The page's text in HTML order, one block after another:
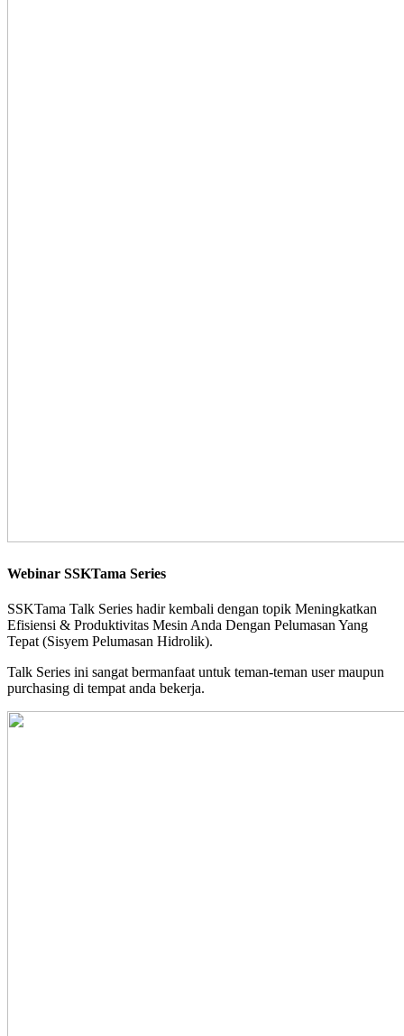
Webinar SSKTama Series
SSKTama Talk Series hadir kembali dengan topik Meningkatkan
Efisiensi & Produktivitas Mesin Anda Dengan Pelumasan Yang
Tepat (Sisyem Pelumasan Hidrolik).
Talk Series ini sangat bermanfaat untuk teman-teman user maupun
purchasing di tempat anda bekerja.